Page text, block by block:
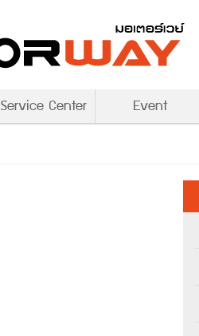
Service Center Event